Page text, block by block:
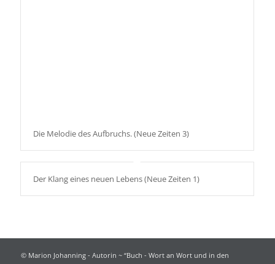
Die Melodie des Aufbruchs. (Neue Zeiten 3)
Der Klang eines neuen Lebens (Neue Zeiten 1)
© Marion Johanning - Autorin ~ “Buch - Wort an Wort und in den